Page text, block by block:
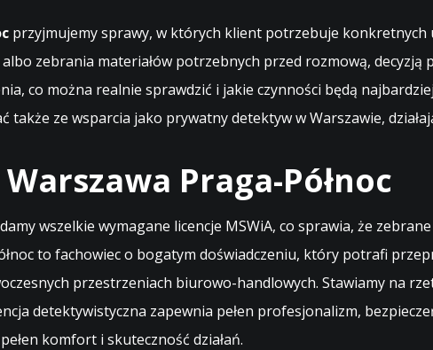
przyjmujemy sprawy, w których klient potrzebuje konkretnych
zebrania materiałów potrzebnych przed rozmową, decyzją
co można realnie sprawdzić i jakie czynności będą
także ze wsparcia jako prywatny detektyw w Warszawie,
Praga-Północ
wszelkie wymagane licencje MSWiA, co sprawia, że
to fachowiec o bogatym doświadczeniu, który potrafi
przestrzeniach biurowo-handlowych. Stawiamy na
detektywistyczna zapewnia pełen profesjonalizm,
komfort i skuteczność działań.